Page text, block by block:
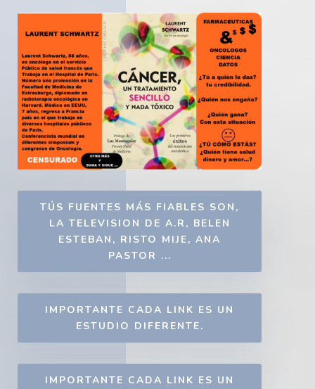
TÚS FUENTES MÁS FIABLES SON,
LA TELEVISION DE A.R, BELEN
ESTEBAN, RISTO MIJE, ANA
PASTOR ...
IMPORTANTE CADA LINK ES UN
ESTUDIO DIFERENTE.
IMPORTANTE CADA LINK ES UN